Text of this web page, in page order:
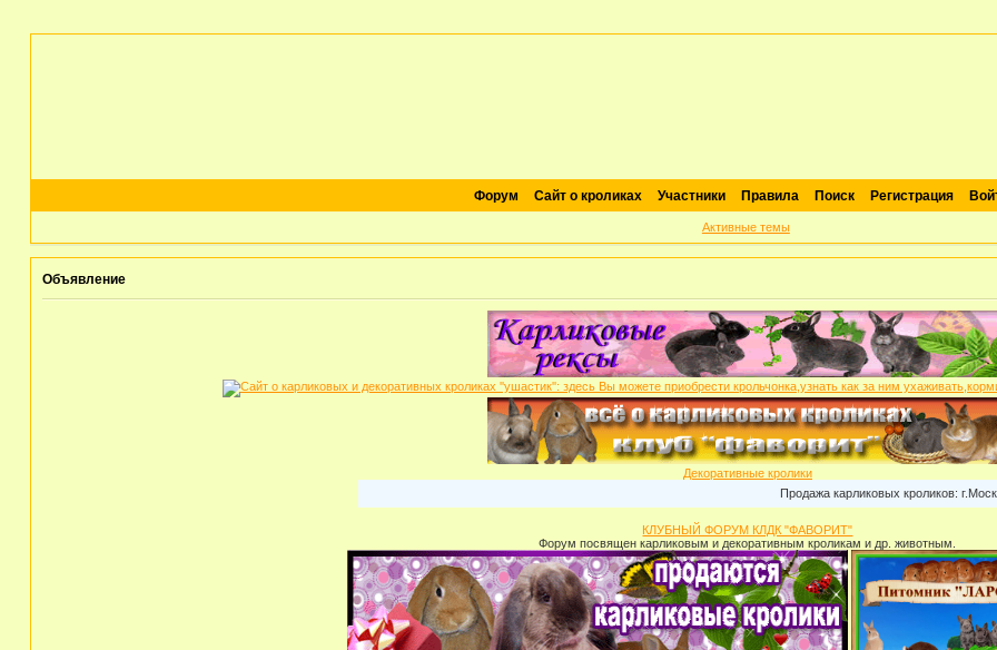
Форум Сайт о кроликах Участники Правила Поиск Регистрация
Активные темы
Объявление
Декоративные кролики
Продажа карликовых кроликов: г.Москва ,
КЛУБНЫЙ ФОРУМ КЛДК "ФАВОРИТ"
Форум посвящен карликовым и декоративным кроликам и др. животным.